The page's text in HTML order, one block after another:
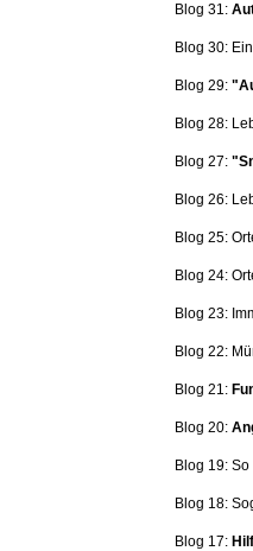
Blog 31:
Blog 30: Ein
Blog 29:
Blog 28:
Blog 27:
Blog 26:
Blog 25:
Blog 24:
Blog 23:
Blog 22:
Blog 21:
Blog 20:
Blog 19:
Blog 18:
Blog 17: